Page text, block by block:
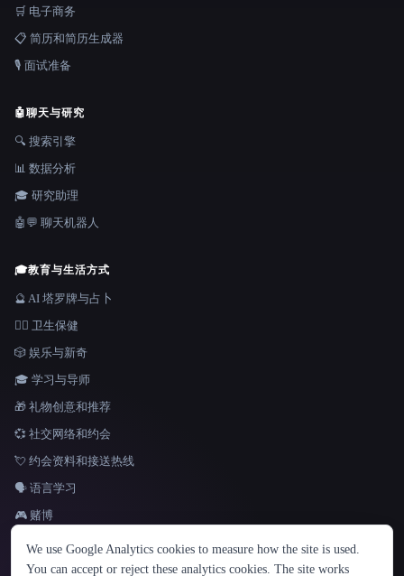
语言
English español Français Русский 简体中文
🛒 电子商务
📋 简历和简历生成器
🎙️ 面试准备
🤖聊天与研究
🔍 搜索引擎
📊 数据分析
🎓 研究助理
🤖💬 聊天机器人
🎓教育与生活方式
🔮 AI 塔罗牌与占卜
👩‍⚕️ 卫生保健
🎲 娱乐与新奇
🎓 学习与导师
🎁 礼物创意和推荐
💞 社交网络和约会
💘 约会资料和接送热线
🗣️ 语言学习
🎮 赌博
We use Google Analytics cookies to measure how the site is used.
You can accept or reject these analytics cookies. The site works